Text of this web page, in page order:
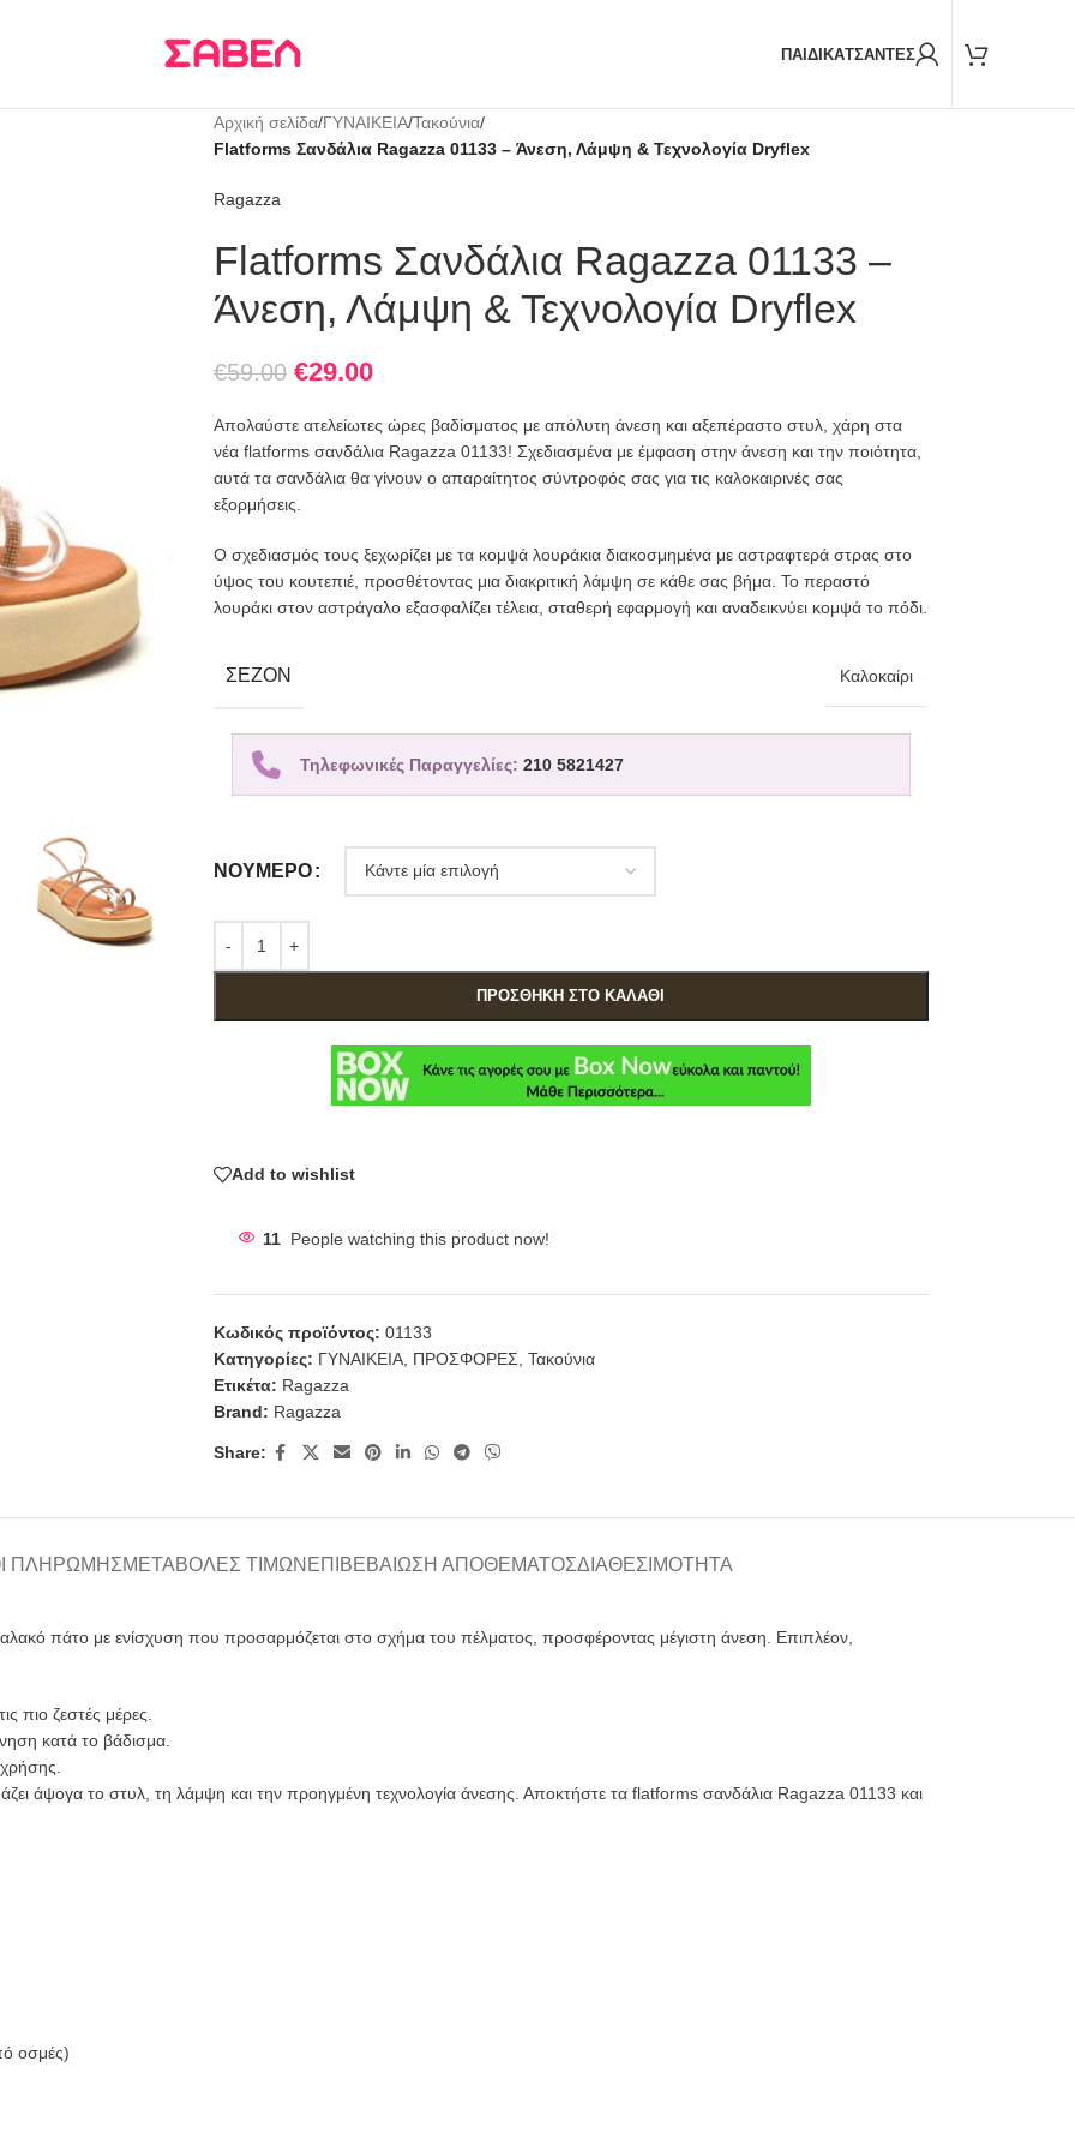
ΠΑΙΔΙΚΑΤΣΑΝΤΕΣ
Αρχική σελίδα/ΓΥΝΑΙΚΕΙΑ/Τακούνια/
Flatforms Σανδάλια Ragazza 01133 – Άνεση, Λάμψη & Τεχνολογία Dryflex
Ragazza
Flatforms Σανδάλια Ragazza 01133 –
Άνεση, Λάμψη & Τεχνολογία Dryflex
€59.00 €29.00
Απολαύστε ατελείωτες ώρες βαδίσματος με απόλυτη άνεση και αξεπέραστο στυλ, χάρη στα
νέα flatforms σανδάλια Ragazza 01133! Σχεδιασμένα με έμφαση στην άνεση και την ποιότητα,
αυτά τα σανδάλια θα γίνουν ο απαραίτητος σύντροφός σας για τις καλοκαιρινές σας
εξορμήσεις.
Ο σχεδιασμός τους ξεχωρίζει με τα κομψά λουράκια διακοσμημένα με αστραφτερά στρας στο
ύψος του κουτεπιέ, προσθέτοντας μια διακριτική λάμψη σε κάθε σας βήμα. Το περαστό
λουράκι στον αστράγαλο εξασφαλίζει τέλεια, σταθερή εφαρμογή και αναδεικνύει κομψά το πόδι.
ΣΕΖΌΝ Καλοκαίρι
Τηλεφωνικές Παραγγελίες: 210 5821427
ΝΟΎΜΕΡΟ
ΠΡΟΣΘΉΚΗ ΣΤΟ ΚΑΛΆΘΙ
Add to wishlist
11 People watching this product now!
Κωδικός προϊόντος: 01133
Κατηγορίες: ΓΥΝΑΙΚΕΙΑ, ΠΡΟΣΦΟΡΕΣ Τακούνια
Ετικέτα: Ragazza
Brand: Ragazza
Share:
ΠΛΗΡΩΜΉΣΜΕΤΑΒΟΛΈΣ ΤΙΜΏΝ ΕΠΙΒΕΒΑΊΩΣΗ ΑΠΟΘΈΜΑΤΟΣΔΙΑΘΕΣΙΜΌΤΗΤΑ
πάτο με ενίσχυση που προσαρμόζεται στο σχήμα του πέλματος, προσφέροντας μέγιστη άνεση. Επιπλέον,
πιο ζεστές μέρες.
κατά το βάδισμα.
άψογα το στυλ, τη λάμψη και την προηγμένη τεχνολογία άνεσης. Αποκτήστε τα flatforms σανδάλια Ragazza 01133 και
οσμές)